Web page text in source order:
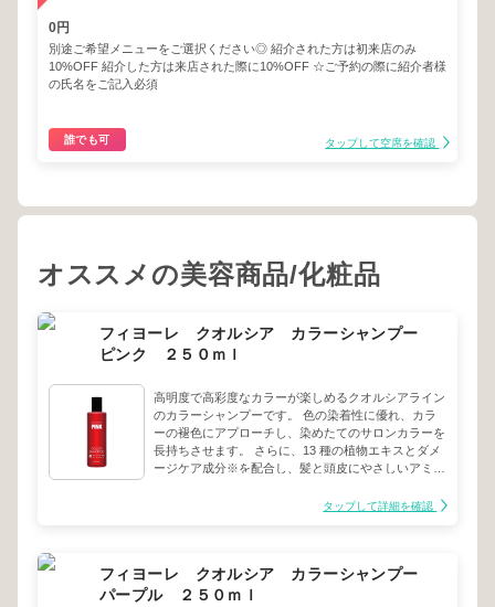
0円
別途ご希望メニューをご選択ください◎ 紹介された方は初来店のみ
10%OFF 紹介した方は来店された際に10%OFF ☆ご予約の際に紹介者様
の氏名をご記入必須
誰でも可 タップして空席を確認
オススメの美容商品/化粧品
フィヨーレ クオルシア カラーシャンプー
ピンク ２５０ｍｌ
高明度で高彩度なカラーが楽しめるクオルシアライン
のカラーシャンプーです。 色の染着性に優れ、カラ
ーの褪色にアプローチし、染めたてのサロンカラーを
長持ちさせます。 さらに、13 種の植物エキスとダメ
ージケア成分※を配合し、髪と頭皮にやさしいアミノ
た髪をサポートします。※加水分解ケラチン（羊毛）
タップして詳細を確認
フィヨーレ クオルシア カラーシャンプー
パープル ２５０ｍｌ